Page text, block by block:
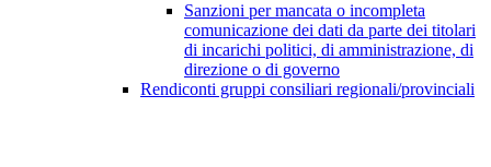
Sanzioni per mancata o incompleta
comunicazione dei dati da parte dei titolari
di incarichi politici, di amministrazione, di
direzione o di governo
Rendiconti gruppi consiliari regionali/provinciali